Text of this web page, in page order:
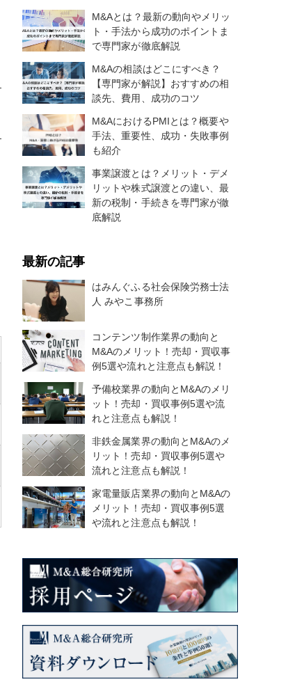
M&Aとは？最新の動向やメリッ
ト・手法から成功のポイントま
で専門家が徹底解説
M&Aの相談はどこにすべき？
【専門家が解説】おすすめの相
談先、費用、成功のコツ
M&AにおけるPMIとは？概要や
手法、重要性、成功・失敗事例
も紹介
事業譲渡とは？メリット・デメ
リットや株式譲渡との違い、最
新の税制・手続きを専門家が徹
底解説
最新の記事
はみんぐふる社会保険労務士法
人 みやこ事務所
コンテンツ制作業界の動向と
M&Aのメリット！売却・買収事
例5選や流れと注意点も解説！
予備校業界の動向とM&Aのメリ
ット！売却・買収事例5選や流
れと注意点も解説！
非鉄金属業界の動向とM&Aのメ
リット！売却・買収事例5選や
流れと注意点も解説！
家電量販店業界の動向とM&Aの
メリット！売却・買収事例5選
や流れと注意点も解説！